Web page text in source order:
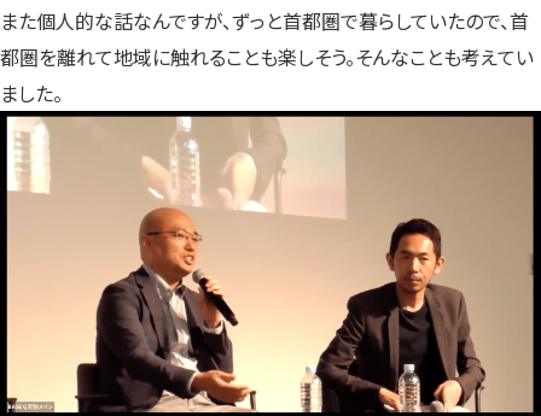
また個人的な話なんですが、ずっと首都圏で暮らしていたので、首
都圏を離れて地域に触れることも楽しそう。そんなことも考えてい
ました。